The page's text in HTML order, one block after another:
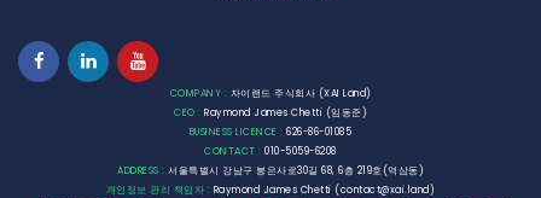
COMPANY : 자이랜드 주식회사 (XAI Land)
CEO : Raymond James Chetti (임동준)
BUSINESS LICENCE : 626-86-01085
CONTACT : 010-5059-6208
ADDRESS : 서울특별시 강남구 봉은사로30길 68, 6층 219호(역삼동)
개인정보 관리 책임자 : Raymond James Chetti (contact@xai.land)